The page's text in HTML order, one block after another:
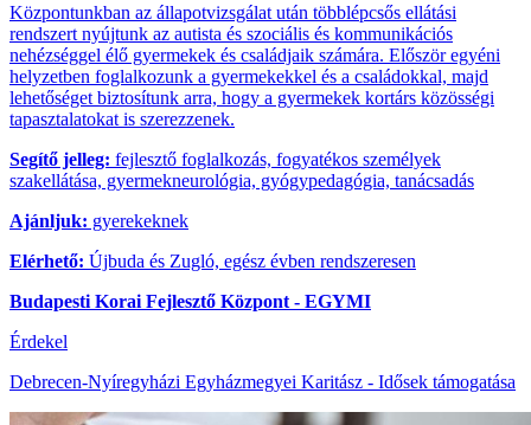
Központunkban az állapotvizsgálat után többlépcsős ellátási
rendszert nyújtunk az autista és szociális és kommunikációs
nehézséggel élő gyermekek és családjaik számára. Először egyéni
helyzetben foglalkozunk a gyermekekkel és a családokkal, majd
lehetőséget biztosítunk arra, hogy a gyermekek kortárs közösségi
tapasztalatokat is szerezzenek.
Segítő jelleg: fejlesztő foglalkozás, fogyatékos személyek
szakellátása, gyermekneurológia, gyógypedagógia, tanácsadás
Ajánljuk: gyerekeknek
Elérhető: Újbuda és Zugló, egész évben rendszeresen
Budapesti Korai Fejlesztő Központ - EGYMI
Érdekel
Debrecen-Nyíregyházi Egyházmegyei Karitász - Idősek támogatása